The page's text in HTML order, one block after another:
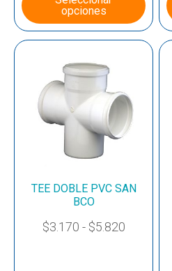
opciones
TEE DOBLE PVC SAN
BCO
$3.170 - $5.820